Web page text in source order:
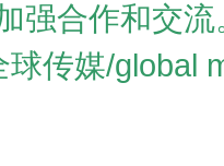
强合作和交
球传媒/global